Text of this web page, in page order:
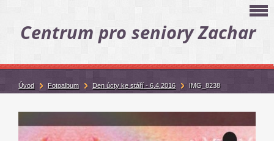
Centrum pro seniory Zachar
Úvod Fotoalbum Den úcty ke stáří - 6.4.2016 IMG_8238